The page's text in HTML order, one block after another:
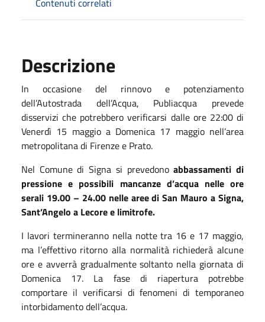
Descrizione
In occasione del rinnovo e potenziamento
dell’Autostrada dell’Acqua, Publiacqua prevede
disservizi che potrebbero verificarsi dalle ore 22:00 di
Venerdì 15 maggio a Domenica 17 maggio nell’area
metropolitana di Firenze e Prato.
Nel Comune di Signa si prevedonoabbassamenti di
pressione e possibili mancanze d’acqua nelle ore
serali 19.00 – 24.00 nelle aree di San Mauro a Signa,
Sant’Angelo a Lecore e limitrofe.
I lavori termineranno nella notte tra 16 e 17 maggio,
ma l’effettivo ritorno alla normalità richiederà alcune
ore e avverrà gradualmente soltanto nella giornata di
Domenica 17. La fase di riapertura potrebbe
comportare il verificarsi di fenomeni di temporaneo
intorbidamento dell’acqua.